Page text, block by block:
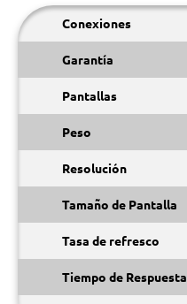
Conexiones
Garantía
Pantallas
Peso
Resolución
Tamaño de Pantalla
Tasa de refresco
Tiempo de Respuesta